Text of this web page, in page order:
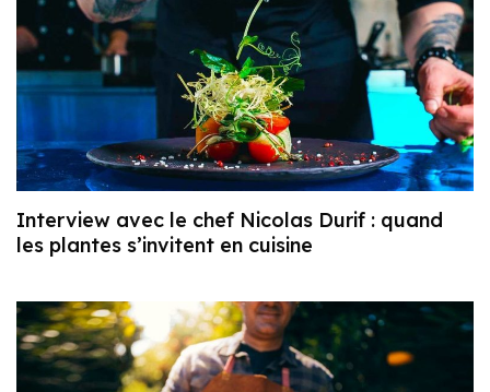
Interview avec le chef Nicolas Durif : quand
les plantes s’invitent en cuisine